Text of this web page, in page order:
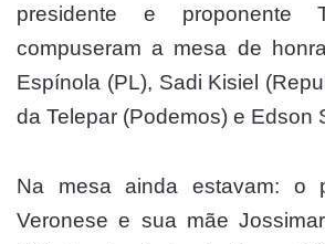
presidente e proponente
compuseram a mesa de
Espínola (PL), Sadi Kisiel
da Telepar (Podemos) e Edson
Na mesa ainda estavam: o
Veronese e sua mãe